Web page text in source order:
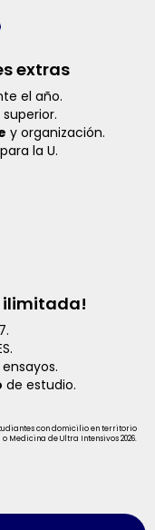
extras
el año.
y organización.
la U.
ilimitada!
de estudio.
con domicilio en territorio
Medicina de Ultra Intensivos 2026.